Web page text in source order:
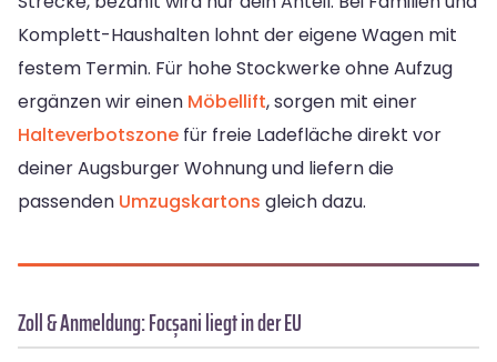
Komplett-Haushalten lohnt der eigene Wagen mit
festem Termin. Für hohe Stockwerke ohne Aufzug
ergänzen wir einen Möbellift, sorgen mit einer
Halteverbotszone für freie Ladefläche direkt vor
deiner Augsburger Wohnung und liefern die
passenden Umzugskartons gleich dazu.
Zoll & Anmeldung: Focșani liegt in der EU